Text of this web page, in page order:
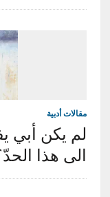
مقالات أدبية
لم يكن أبي
الى هذا